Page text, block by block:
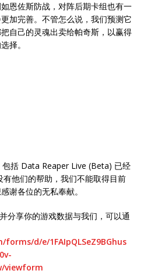
恩佐斯防战，对阵后期卡组也有一
加完善。不管怎么说，我们预测它
自己的灵魂出卖给帕奇斯，以赢得
择。
括 Data Reaper Live (Beta) 已经
他们的帮助，我们不能取得目前
谢各位的无私奉献。
分享你的游戏数据与我们，可以通
d/e/1FAIpQLSeZ9BGhus
viewform